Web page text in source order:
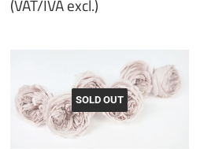
(VAT/IVA excl.)
(VAT/IVA
excl.) SOLD OUT